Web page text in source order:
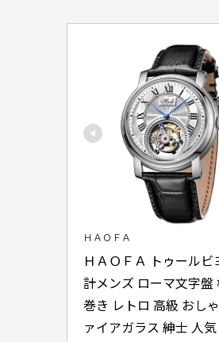
ＨＡＯＦＡ
ＨＡＯＦＡ トゥールビ
計メンズ ローマ文字盤
巻き レトロ 高級 おし
ァイアガラス 紳士 人